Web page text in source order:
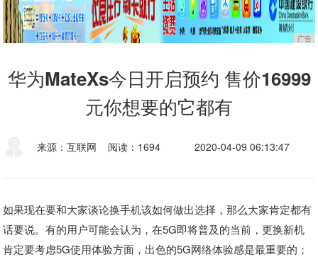
广告
华为MateXs今日开启预约 售价16999
元你想要的它都有
来源：互联网 阅读：1694 2020-04-09 06:13:47
如果现在要和大家谈论换手机该如何做出选择，那么大家肯定都有
话要说。有的用户可能会认为，在5G即将普及的当前，更换新机
肯定要考虑5G使用体验方面，出色的5G网络体验感是最重要的；